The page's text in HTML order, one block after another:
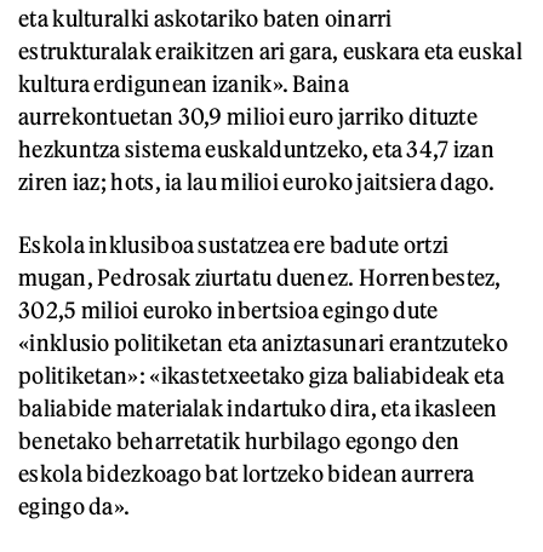
eta kulturalki askotariko baten oinarri
estrukturalak eraikitzen ari gara, euskara eta euskal
kultura erdigunean izanik». Baina
aurrekontuetan 30,9 milioi euro jarriko dituzte
hezkuntza sistema euskalduntzeko, eta 34,7 izan
ziren iaz; hots, ia lau milioi euroko jaitsiera dago.
Eskola inklusiboa sustatzea ere badute ortzi
mugan, Pedrosak ziurtatu duenez. Horrenbestez,
302,5 milioi euroko inbertsioa egingo dute
«inklusio politiketan eta aniztasunari erantzuteko
politiketan»: «ikastetxeetako giza baliabideak eta
baliabide materialak indartuko dira, eta ikasleen
benetako beharretatik hurbilago egongo den
eskola bidezkoago bat lortzeko bidean aurrera
egingo da».